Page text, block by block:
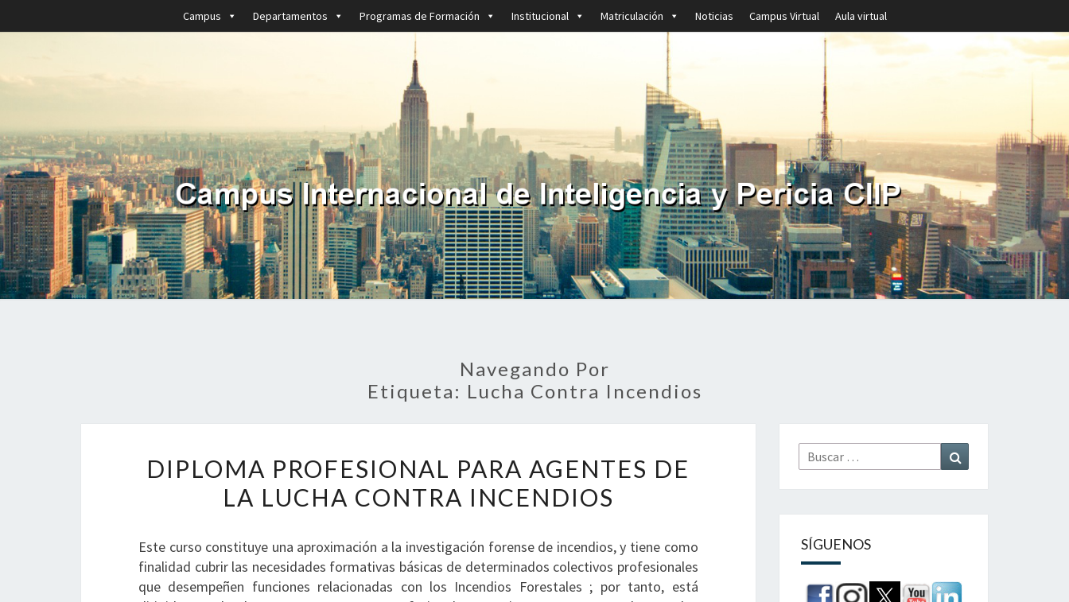
Campus Departamentos Programas de Formación Institucional Matriculación Noticias Campus Virtual Aula virtual
Navegando Por
Etiqueta: Lucha Contra Incendios
PROFESIONAL
PARA
AGENTES
LA
LUCHA
CONTRA
DIPLOMA PROFESIONAL PARA AGENTES DE
LA LUCHA CONTRA INCENDIOS
Este curso constituye una aproximación a la investigación forense de incendios, y tiene como
finalidad cubrir las necesidades formativas básicas de determinados colectivos profesionales
que desempeñen funciones relacionadas con los Incendios Forestales ; por tanto, está
Buscar
por:
SÍGUENOS